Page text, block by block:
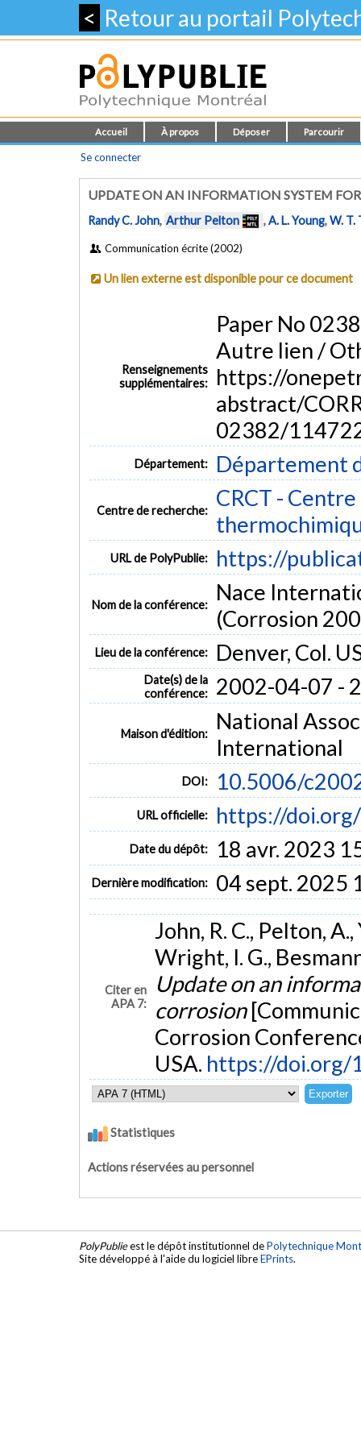
< Retour au portail
Accueil À propos Déposer Parcourir
Se connecter
UPDATE ON AN INFORMATION SYSTEM
Randy C. John, Arthur Pelton ,A. L. Young,W. T.
Communication écrite (2002)
Un lien externe est disponible pour ce document
Renseignements
supplémentaires:
Paper No
Autre lien /
https://
abstract/
02382/
Département: Département
Centre de recherche:
CRCT -
URL de PolyPublie: https://
Nom de la conférence:
Nace
(Corrosion
Lieu de la conférence: Denver, Col.
Date(s) de la
conférence:
2002-04-07 -
Maison d'édition:
National
International
DOI: 10.5006/
URL officielle: https://
Date du dépôt: 18 avr. 2023
Dernière modification: 04 sept. 2025
Citer en
APA 7:
John, R. C., Pelton,
Wright, I. G.,
Update on an
corrosion
Corrosion
USA. https://doi.org/
Statistiques
Actions réservées au personnel
PolyPublieest le dépôt institutionnel dePolytechnique
Site développé à l'aide du logiciel libreEPrints.